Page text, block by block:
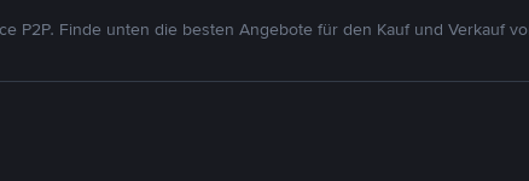
P2P. Finde unten die besten Angebote für den Kauf und Verkauf